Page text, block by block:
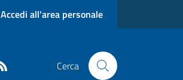
Accedi all'area personale
Cerca